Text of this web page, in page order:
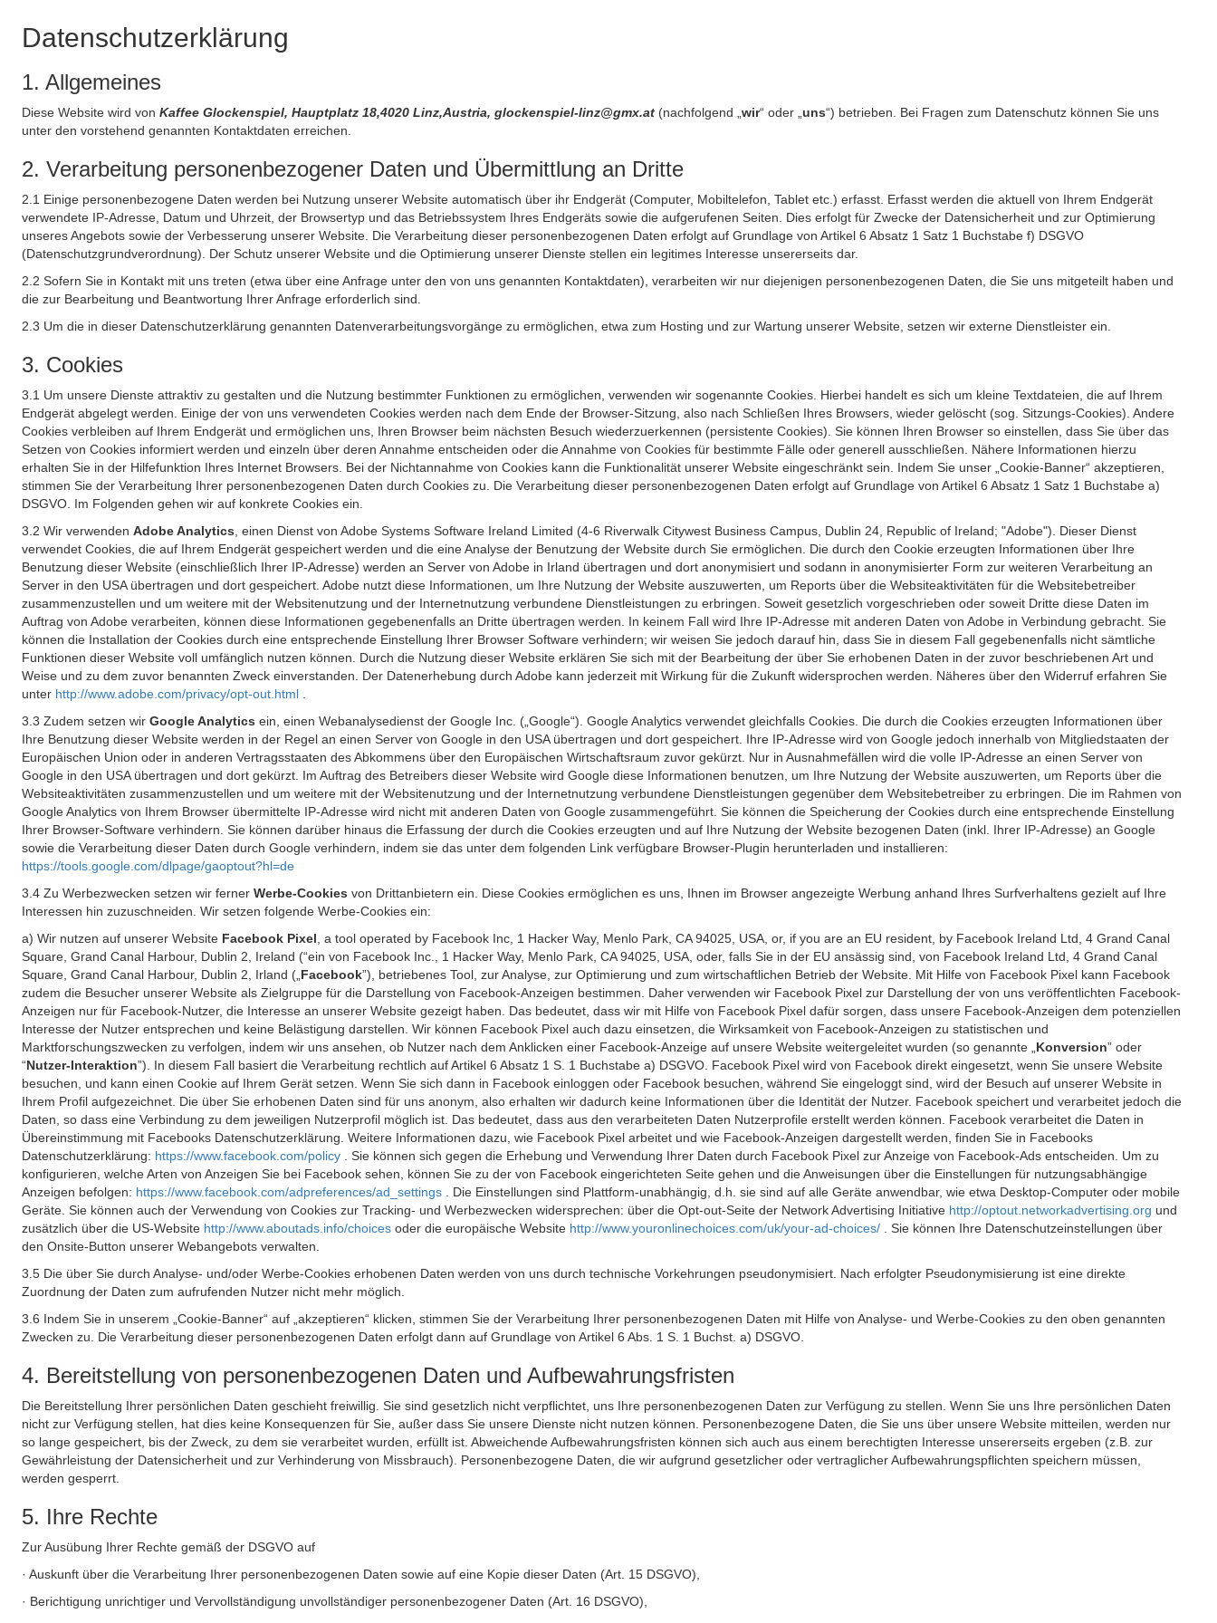
Datenschutzerklärung
1. Allgemeines
Diese Website wird von Kaffee Glockenspiel, Hauptplatz 18,4020 Linz,Austria, glockenspiel-linz@gmx.at (nachfolgend „ wir“ oder „ uns“) betrieben. Bei Fragen zum Datenschutz können Sie uns
unter den vorstehend genannten Kontaktdaten erreichen.
2. Verarbeitung personenbezogener Daten und Übermittlung an Dritte
2.1 Einige personenbezogene Daten werden bei Nutzung unserer Website automatisch über ihr Endgerät (Computer, Mobiltelefon, Tablet etc.) erfasst. Erfasst werden die aktuell von Ihrem Endgerät
verwendete IP-Adresse, Datum und Uhrzeit, der Browsertyp und das Betriebssystem Ihres Endgeräts sowie die aufgerufenen Seiten. Dies erfolgt für Zwecke der Datensicherheit und zur Optimierung
unseres Angebots sowie der Verbesserung unserer Website. Die Verarbeitung dieser personenbezogenen Daten erfolgt auf Grundlage von Artikel 6 Absatz 1 Satz 1 Buchstabe f) DSGVO
(Datenschutzgrundverordnung). Der Schutz unserer Website und die Optimierung unserer Dienste stellen ein legitimes Interesse unsererseits dar.
2.2 Sofern Sie in Kontakt mit uns treten (etwa über eine Anfrage unter den von uns genannten Kontaktdaten), verarbeiten wir nur diejenigen personenbezogenen Daten, die Sie uns mitgeteilt haben und
die zur Bearbeitung und Beantwortung Ihrer Anfrage erforderlich sind.
2.3 Um die in dieser Datenschutzerklärung genannten Datenverarbeitungsvorgänge zu ermöglichen, etwa zum Hosting und zur Wartung unserer Website, setzen wir externe Dienstleister ein.
3. Cookies
3.1 Um unsere Dienste attraktiv zu gestalten und die Nutzung bestimmter Funktionen zu ermöglichen, verwenden wir sogenannte Cookies. Hierbei handelt es sich um kleine Textdateien, die auf Ihrem
Endgerät abgelegt werden. Einige der von uns verwendeten Cookies werden nach dem Ende der Browser-Sitzung, also nach Schließen Ihres Browsers, wieder gelöscht (sog. Sitzungs-Cookies). Andere
Cookies verbleiben auf Ihrem Endgerät und ermöglichen uns, Ihren Browser beim nächsten Besuch wiederzuerkennen (persistente Cookies). Sie können Ihren Browser so einstellen, dass Sie über das
Setzen von Cookies informiert werden und einzeln über deren Annahme entscheiden oder die Annahme von Cookies für bestimmte Fälle oder generell ausschließen. Nähere Informationen hierzu
erhalten Sie in der Hilfefunktion Ihres Internet Browsers. Bei der Nichtannahme von Cookies kann die Funktionalität unserer Website eingeschränkt sein. Indem Sie unser „Cookie-Banner“ akzeptieren,
stimmen Sie der Verarbeitung Ihrer personenbezogenen Daten durch Cookies zu. Die Verarbeitung dieser personenbezogenen Daten erfolgt auf Grundlage von Artikel 6 Absatz 1 Satz 1 Buchstabe a)
DSGVO. Im Folgenden gehen wir auf konkrete Cookies ein.
3.2 Wir verwenden Adobe Analytics , einen Dienst von Adobe Systems Software Ireland Limited (4-6 Riverwalk Citywest Business Campus, Dublin 24, Republic of Ireland; "Adobe"). Dieser Dienst
verwendet Cookies, die auf Ihrem Endgerät gespeichert werden und die eine Analyse der Benutzung der Website durch Sie ermöglichen. Die durch den Cookie erzeugten Informationen über Ihre
Benutzung dieser Website (einschließlich Ihrer IP-Adresse) werden an Server von Adobe in Irland übertragen und dort anonymisiert und sodann in anonymisierter Form zur weiteren Verarbeitung an
Server in den USA übertragen und dort gespeichert. Adobe nutzt diese Informationen, um Ihre Nutzung der Website auszuwerten, um Reports über die Websiteaktivitäten für die Websitebetreiber
zusammenzustellen und um weitere mit der Websitenutzung und der Internetnutzung verbundene Dienstleistungen zu erbringen. Soweit gesetzlich vorgeschrieben oder soweit Dritte diese Daten im
Auftrag von Adobe verarbeiten, können diese Informationen gegebenenfalls an Dritte übertragen werden. In keinem Fall wird Ihre IP-Adresse mit anderen Daten von Adobe in Verbindung gebracht. Sie
können die Installation der Cookies durch eine entsprechende Einstellung Ihrer Browser Software verhindern; wir weisen Sie jedoch darauf hin, dass Sie in diesem Fall gegebenenfalls nicht sämtliche
Funktionen dieser Website voll umfänglich nutzen können. Durch die Nutzung dieser Website erklären Sie sich mit der Bearbeitung der über Sie erhobenen Daten in der zuvor beschriebenen Art und
Weise und zu dem zuvor benannten Zweck einverstanden. Der Datenerhebung durch Adobe kann jederzeit mit Wirkung für die Zukunft widersprochen werden. Näheres über den Widerruf erfahren Sie
unter http://www.adobe.com/privacy/opt-out.html
3.3 Zudem setzen wir Google Analytics ein, einen Webanalysedienst der Google Inc. („Google“). Google Analytics verwendet gleichfalls Cookies. Die durch die Cookies erzeugten Informationen über
Ihre Benutzung dieser Website werden in der Regel an einen Server von Google in den USA übertragen und dort gespeichert. Ihre IP-Adresse wird von Google jedoch innerhalb von Mitgliedstaaten der
Europäischen Union oder in anderen Vertragsstaaten des Abkommens über den Europäischen Wirtschaftsraum zuvor gekürzt. Nur in Ausnahmefällen wird die volle IP-Adresse an einen Server von
Google in den USA übertragen und dort gekürzt. Im Auftrag des Betreibers dieser Website wird Google diese Informationen benutzen, um Ihre Nutzung der Website auszuwerten, um Reports über die
Websiteaktivitäten zusammenzustellen und um weitere mit der Websitenutzung und der Internetnutzung verbundene Dienstleistungen gegenüber dem Websitebetreiber zu erbringen. Die im Rahmen von
Google Analytics von Ihrem Browser übermittelte IP-Adresse wird nicht mit anderen Daten von Google zusammengeführt. Sie können die Speicherung der Cookies durch eine entsprechende Einstellung
Ihrer Browser-Software verhindern. Sie können darüber hinaus die Erfassung der durch die Cookies erzeugten und auf Ihre Nutzung der Website bezogenen Daten (inkl. Ihrer IP-Adresse) an Google
sowie die Verarbeitung dieser Daten durch Google verhindern, indem sie das unter dem folgenden Link verfügbare Browser-Plugin herunterladen und installieren:
https://tools.google.com/dlpage/gaoptout?hl=de
3.4 Zu Werbezwecken setzen wir ferner Werbe-Cookies von Drittanbietern ein. Diese Cookies ermöglichen es uns, Ihnen im Browser angezeigte Werbung anhand Ihres Surfverhaltens gezielt auf Ihre
Interessen hin zuzuschneiden. Wir setzen folgende Werbe-Cookies ein:
a) Wir nutzen auf unserer Website Facebook Pixel , a tool operated by Facebook Inc, 1 Hacker Way, Menlo Park, CA 94025, USA, or, if you are an EU resident, by Facebook Ireland Ltd, 4 Grand Canal
Square, Grand Canal Harbour, Dublin 2, Ireland (“ein von Facebook Inc., 1 Hacker Way, Menlo Park, CA 94025, USA, oder, falls Sie in der EU ansässig sind, von Facebook Ireland Ltd, 4 Grand Canal
Square, Grand Canal Harbour, Dublin 2, Irland („ Facebook”), betriebenes Tool, zur Analyse, zur Optimierung und zum wirtschaftlichen Betrieb der Website. Mit Hilfe von Facebook Pixel kann Facebook
zudem die Besucher unserer Website als Zielgruppe für die Darstellung von Facebook-Anzeigen bestimmen. Daher verwenden wir Facebook Pixel zur Darstellung der von uns veröffentlichten Facebook-
Anzeigen nur für Facebook-Nutzer, die Interesse an unserer Website gezeigt haben. Das bedeutet, dass wir mit Hilfe von Facebook Pixel dafür sorgen, dass unsere Facebook-Anzeigen dem potenziellen
Interesse der Nutzer entsprechen und keine Belästigung darstellen. Wir können Facebook Pixel auch dazu einsetzen, die Wirksamkeit von Facebook-Anzeigen zu statistischen und
Marktforschungszwecken zu verfolgen, indem wir uns ansehen, ob Nutzer nach dem Anklicken einer Facebook-Anzeige auf unsere Website weitergeleitet wurden (so genannte „ Konversion” oder
“Nutzer-Interaktion”). In diesem Fall basiert die Verarbeitung rechtlich auf Artikel 6 Absatz 1 S. 1 Buchstabe a) DSGVO. Facebook Pixel wird von Facebook direkt eingesetzt, wenn Sie unsere Website
besuchen, und kann einen Cookie auf Ihrem Gerät setzen. Wenn Sie sich dann in Facebook einloggen oder Facebook besuchen, während Sie eingeloggt sind, wird der Besuch auf unserer Website in
Ihrem Profil aufgezeichnet. Die über Sie erhobenen Daten sind für uns anonym, also erhalten wir dadurch keine Informationen über die Identität der Nutzer. Facebook speichert und verarbeitet jedoch die
Daten, so dass eine Verbindung zu dem jeweiligen Nutzerprofil möglich ist. Das bedeutet, dass aus den verarbeiteten Daten Nutzerprofile erstellt werden können. Facebook verarbeitet die Daten in
Übereinstimmung mit Facebooks Datenschutzerklärung. Weitere Informationen dazu, wie Facebook Pixel arbeitet und wie Facebook-Anzeigen dargestellt werden, finden Sie in Facebooks
Datenschutzerklärung: https://www.facebook.com/policy
. Sie können sich gegen die Erhebung und Verwendung Ihrer Daten durch Facebook Pixel zur Anzeige von Facebook-Ads entscheiden. Um zu
konfigurieren, welche Arten von Anzeigen Sie bei Facebook sehen, können Sie zu der von Facebook eingerichteten Seite gehen und die Anweisungen über die Einstellungen für nutzungsabhängige
Anzeigen befolgen: https://www.facebook.com/adpreferences/ad_settings
. Die Einstellungen sind Plattform-unabhängig, d.h. sie sind auf alle Geräte anwendbar, wie etwa Desktop-Computer oder mobile
Geräte. Sie können auch der Verwendung von Cookies zur Tracking- und Werbezwecken widersprechen: über die Opt-out-Seite der Network Advertising Initiative http://optout.networkadvertising.org und
zusätzlich über die US-Website http://www.aboutads.info/choices oder die europäische Website http://www.youronlinechoices.com/uk/your-ad-choices/
. Sie können Ihre Datenschutzeinstellungen über
den Onsite-Button unserer Webangebots verwalten.
3.5 Die über Sie durch Analyse- und/oder Werbe-Cookies erhobenen Daten werden von uns durch technische Vorkehrungen pseudonymisiert. Nach erfolgter Pseudonymisierung ist eine direkte
Zuordnung der Daten zum aufrufenden Nutzer nicht mehr möglich.
3.6 Indem Sie in unserem „Cookie-Banner“ auf „akzeptieren“ klicken, stimmen Sie der Verarbeitung Ihrer personenbezogenen Daten mit Hilfe von Analyse- und Werbe-Cookies zu den oben genannten
Zwecken zu. Die Verarbeitung dieser personenbezogenen Daten erfolgt dann auf Grundlage von Artikel 6 Abs. 1 S. 1 Buchst. a) DSGVO.
4. Bereitstellung von personenbezogenen Daten und Aufbewahrungsfristen
Die Bereitstellung Ihrer persönlichen Daten geschieht freiwillig. Sie sind gesetzlich nicht verpflichtet, uns Ihre personenbezogenen Daten zur Verfügung zu stellen. Wenn Sie uns Ihre persönlichen Daten
nicht zur Verfügung stellen, hat dies keine Konsequenzen für Sie, außer dass Sie unsere Dienste nicht nutzen können. Personenbezogene Daten, die Sie uns über unsere Website mitteilen, werden nur
so lange gespeichert, bis der Zweck, zu dem sie verarbeitet wurden, erfüllt ist. Abweichende Aufbewahrungsfristen können sich auch aus einem berechtigten Interesse unsererseits ergeben (z.B. zur
Gewährleistung der Datensicherheit und zur Verhinderung von Missbrauch). Personenbezogene Daten, die wir aufgrund gesetzlicher oder vertraglicher Aufbewahrungspflichten speichern müssen,
werden gesperrt.
5. Ihre Rechte
Zur Ausübung Ihrer Rechte gemäß der DSGVO auf
· Auskunft über die Verarbeitung Ihrer personenbezogenen Daten sowie auf eine Kopie dieser Daten (Art. 15 DSGVO),
· Berichtigung unrichtiger und Vervollständigung unvollständiger personenbezogener Daten (Art. 16 DSGVO),